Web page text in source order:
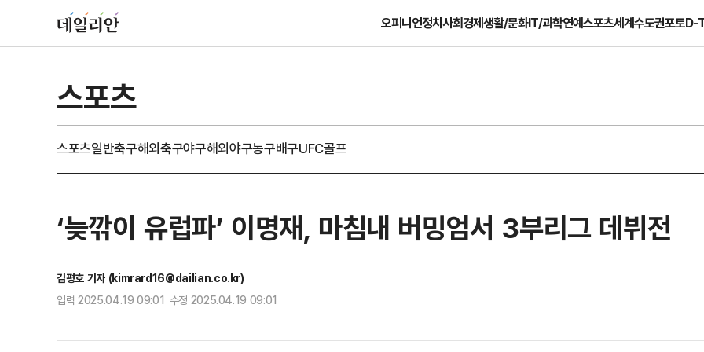
오피니언정치사회경제생활/문화IT/과학연예스포츠세계수도권포토D-
스포츠
스포츠일반축구해외축구야구해외야구농구배구UFC골프
‘늦깎이 유럽파’ 이명재, 마침내 버밍엄서 3부리그 데뷔전
김평호 기자 (kimrard16@dailian.co.kr)
입력 2025.04.19 09:01 수정 2025.04.19 09:01